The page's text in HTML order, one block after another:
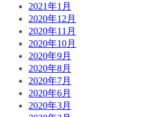
2021年1月
2020年12月
2020年11月
2020年10月
2020年9月
2020年8月
2020年7月
2020年6月
2020年3月